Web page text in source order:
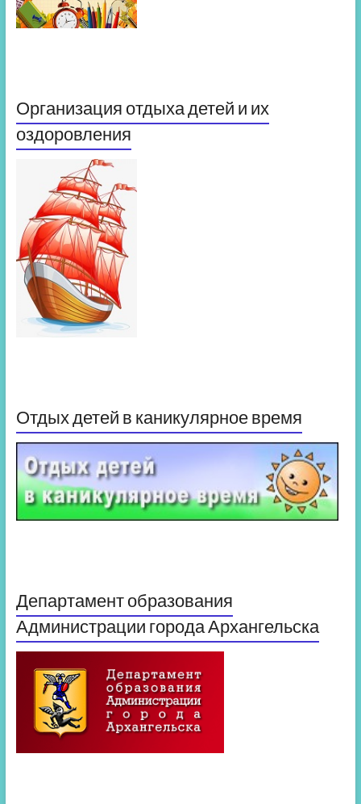
Организация отдыха детей и их
оздоровления
Отдых детей в каникулярное время
Департамент образования
Администрации города Архангельска